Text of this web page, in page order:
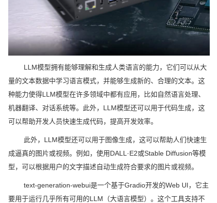
LLM模型拥有能够理解和生成人类语言的能力，它们可以从大
量的文本数据中学习语言模式，并能够生成新的、合理的文本。这
种能力使得LLM模型在许多领域中都有应用，比如自然语言处理、
机器翻译、对话系统等。此外，LLM模型还可以用于代码生成，这
可以帮助开发人员快速生成代码，提高开发效率。
此外，LLM模型还可以用于图像生成，这可以帮助人们快速生
成逼真的图片或视频。例如，使用DALL·E2或Stable Diffusion等模
型，可以根据用户的文字描述自动生成符合要求的图片或视频。
text-generation-webui是一个基于Gradio开发的Web UI，它主
要用于运行几乎所有可用的LLM（大语言模型）。这个工具支持不